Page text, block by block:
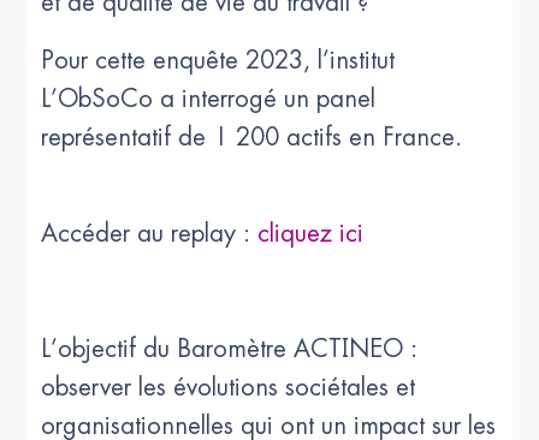
Pour cette enquête 2023, l’institut
L’ObSoCo a interrogé un panel
représentatif de 1 200 actifs en France.
Accéder au replay : cliquez ici
L’objectif du Baromètre ACTINEO :
observer les évolutions sociétales et
organisationnelles qui ont un impact sur les